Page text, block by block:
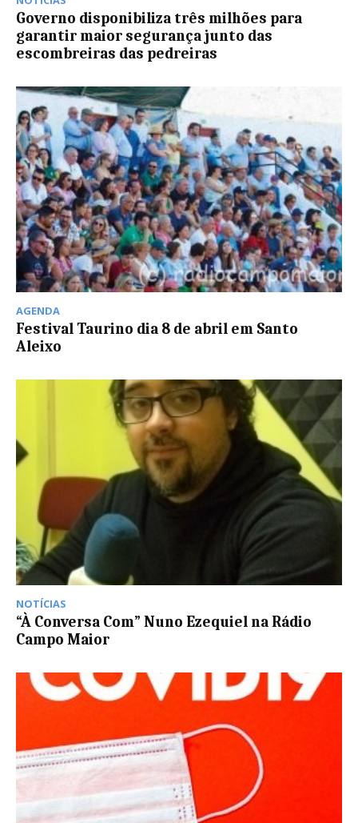
Governo disponibiliza três milhões para
garantir maior segurança junto das
escombreiras das pedreiras
AGENDA
Festival Taurino dia 8 de abril em Santo
Aleixo
NOTÍCIAS
“À Conversa Com” Nuno Ezequiel na Rádio
Campo Maior